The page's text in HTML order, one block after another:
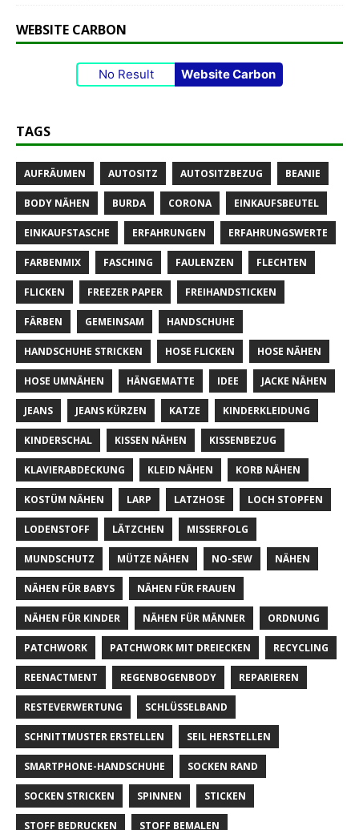
WEBSITE CARBON
No Result Website Carbon
TAGS
AUFRÄUMEN AUTOSITZ AUTOSITZBEZUG BEANIE
BODY NÄHEN BURDA CORONA EINKAUFSBEUTEL
EINKAUFSTASCHE ERFAHRUNGEN ERFAHRUNGSWERTE
FARBENMIX FASCHING FAULENZEN FLECHTEN
FLICKEN FREEZER PAPER FREIHANDSTICKEN
FÄRBEN GEMEINSAM HANDSCHUHE
HANDSCHUHE STRICKEN HOSE FLICKEN HOSE NÄHEN
HOSE UMNÄHEN HÄNGEMATTE IDEE JACKE NÄHEN
JEANS JEANS KÜRZEN KATZE KINDERKLEIDUNG
KINDERSCHAL KISSEN NÄHEN KISSENBEZUG
KLAVIERABDECKUNG KLEID NÄHEN KORB NÄHEN
KOSTÜM NÄHEN LARP LATZHOSE LOCH STOPFEN
LODENSTOFF LÄTZCHEN MISSERFOLG
MUNDSCHUTZ MÜTZE NÄHEN NO-SEW NÄHEN
NÄHEN FÜR BABYS NÄHEN FÜR FRAUEN
NÄHEN FÜR KINDER NÄHEN FÜR MÄNNER ORDNUNG
PATCHWORK PATCHWORK MIT DREIECKEN RECYCLING
REENACTMENT REGENBOGENBODY REPARIEREN
RESTEVERWERTUNG SCHLÜSSELBAND
SCHNITTMUSTER ERSTELLEN SEIL HERSTELLEN
SMARTPHONE-HANDSCHUHE SOCKEN RAND
SOCKEN STRICKEN SPINNEN STICKEN
STOFF BEDRUCKEN STOFF BEMALEN